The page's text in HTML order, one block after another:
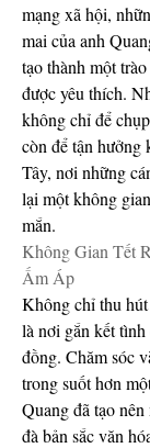
mạng xã hội,
mai của anh
tạo thành một
được yêu thích.
không chỉ để
còn để tận hưởng
Tây, nơi những
lại một không
mắn.
Không Gian Tết
Ấm Áp
Không chỉ thu
là nơi gắn kết
đồng. Chăm sóc
trong suốt hơn
Quang đã tạo
đà bản sắc văn